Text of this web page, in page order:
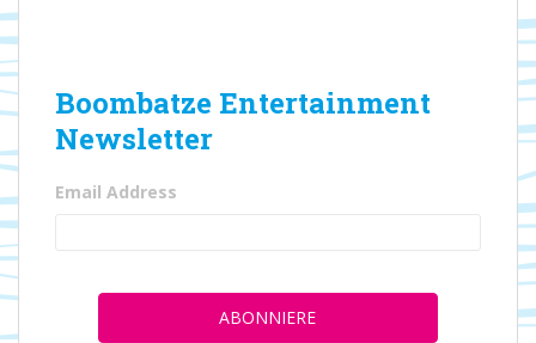
Boombatze Entertainment
Newsletter
Email Address